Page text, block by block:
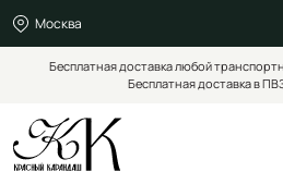
Москва
Бесплатная доставка любой
Бесплатная доставка в